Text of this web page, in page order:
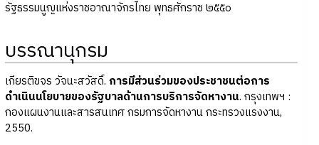
รัฐธรรมนูญแห่งราชอาณาจักรไทย พุทธศักราช ๒๕๕๐
บรรณานุกรม
เกียรติขจร วัจนะสวัสดิ์. การมีส่วนร่วมของประชาชนต่อการ
ดำเนินนโยบายของรัฐบาลด้านการบริการจัดหางาน. กรุงเทพฯ :
กองแผนงานและสารสนเทศ กรมการจัดหางาน กระทรวงแรงงาน,
2550.